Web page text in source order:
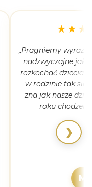
„Pragniemy wyrazić
nadzwyczajne jak
rozkochać
w rodzinie tak się
zna jak nasze
roku
M
❯